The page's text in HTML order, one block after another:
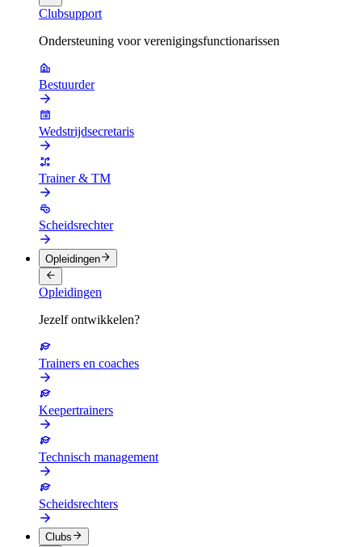
Clubsupport
Ondersteuning voor verenigingsfunctionarissen
Bestuurder
Wedstrijdsecretaris
Trainer & TM
Scheidsrechter
Opleidingen
Opleidingen
Jezelf ontwikkelen?
Trainers en coaches
Keepertrainers
Technisch management
Scheidsrechters
Clubs